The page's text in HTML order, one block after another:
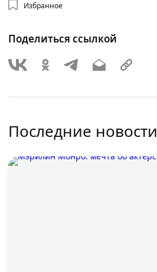
Избранное
Поделиться ссылкой
Последние новости